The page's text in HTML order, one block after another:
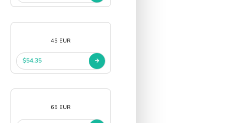
45 EUR
$54.35
65 EUR